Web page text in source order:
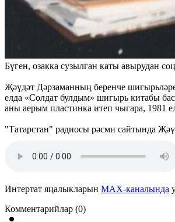
Бүген, озакка сузылган каты авырудан
Җәүдәт Дәрзаманның беренче
елда «Солдат булдым» шигырь китабы
аны аерым пластинка итеп чыгара, 1981
"Татарстан" радиосы рәсми сайтында
Интертат яңалыкларын MAX-каналында
Комментарийлар (0)